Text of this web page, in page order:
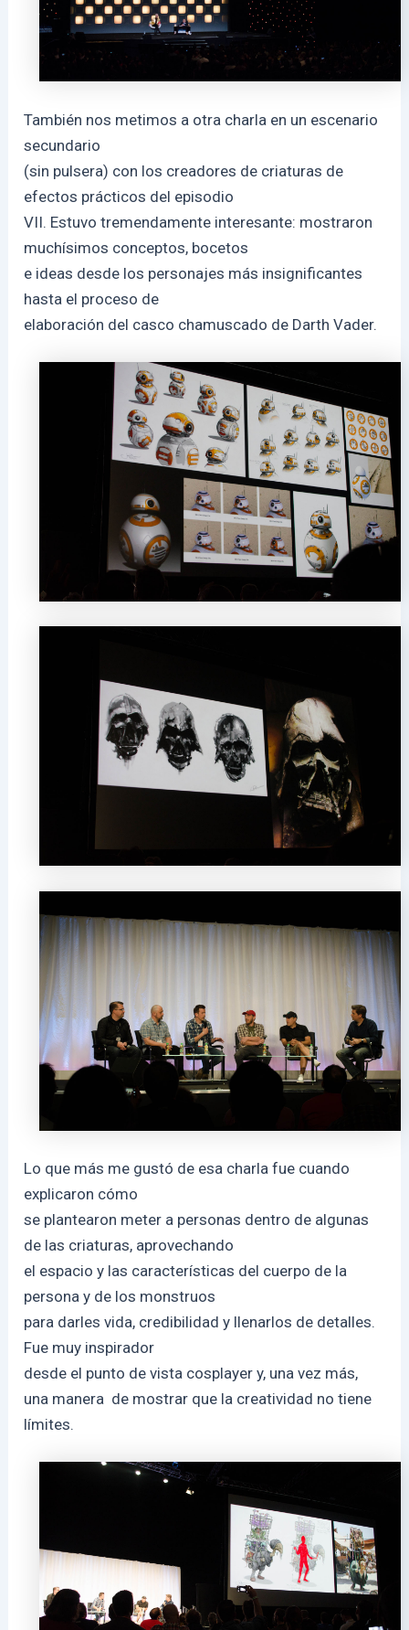
También nos metimos a otra charla en un escenario
secundario
(sin pulsera) con los creadores de criaturas de
efectos prácticos del episodio
VII. Estuvo tremendamente interesante: mostraron
muchísimos conceptos, bocetos
e ideas desde los personajes más insignificantes
hasta el proceso de
elaboración del casco chamuscado de Darth Vader.
Lo que más me gustó de esa charla fue cuando
explicaron cómo
se plantearon meter a personas dentro de algunas
de las criaturas, aprovechando
el espacio y las características del cuerpo de la
persona y de los monstruos
para darles vida, credibilidad y llenarlos de detalles.
Fue muy inspirador
desde el punto de vista cosplayer y, una vez más,
una manera de mostrar que la creatividad no tiene
límites.